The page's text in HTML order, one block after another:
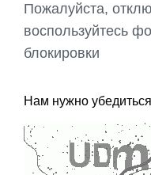
Пожалуйста,
воспользуйтесь
блокировки
Нам нужно